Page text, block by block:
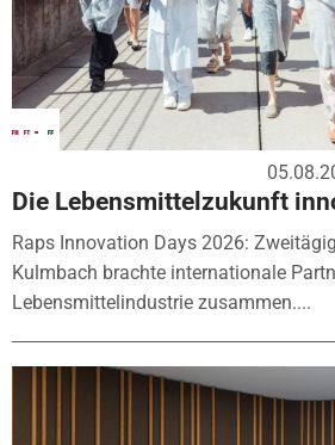
Die Lebensmittelzukunft
Raps Innovation Days 2026:
Kulmbach brachte internationale
Lebensmittelindustrie zusammen....